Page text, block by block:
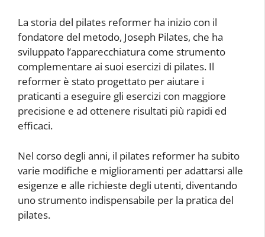
La storia del pilates reformer ha inizio con il
fondatore del metodo, Joseph Pilates, che ha
sviluppato l’apparecchiatura come strumento
complementare ai suoi esercizi di pilates. Il
reformer è stato progettato per aiutare i
praticanti a eseguire gli esercizi con maggiore
precisione e ad ottenere risultati più rapidi ed
efficaci.
Nel corso degli anni, il pilates reformer ha subito
varie modifiche e miglioramenti per adattarsi alle
esigenze e alle richieste degli utenti, diventando
uno strumento indispensabile per la pratica del
pilates.